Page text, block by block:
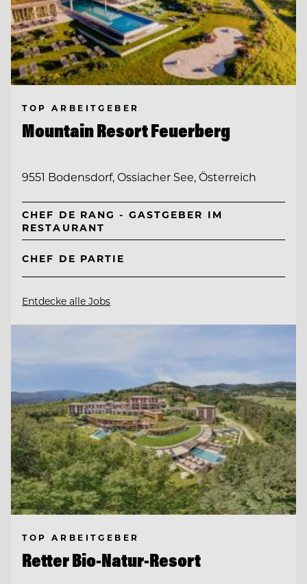
TOP ARBEITGEBER
Mountain Resort Feuerberg
9551 Bodensdorf, Ossiacher See, Österreich
CHEF DE RANG - GASTGEBER IM
RESTAURANT
CHEF DE PARTIE
Entdecke alle Jobs
TOP ARBEITGEBER
Retter Bio-Natur-Resort